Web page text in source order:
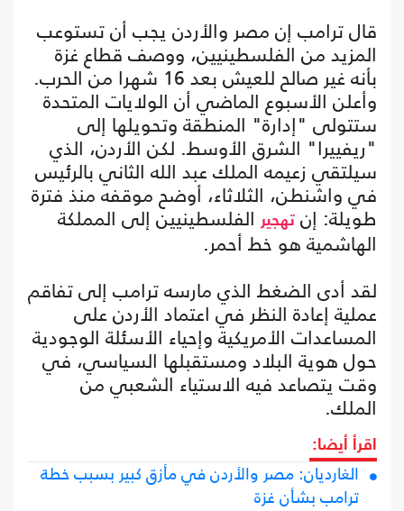
قال ترامب إن مصر والأردن يجب أن تستوعب
المزيد من الفلسطينيين، ووصف قطاع غزة
بأنه غير صالح للعيش بعد 16 شهرا من الحرب.
وأعلن الأسبوع الماضي أن الولايات المتحدة
ستتولى "إدارة" المنطقة وتحويلها إلى
"ريفييرا" الشرق الأوسط. لكن الأردن، الذي
سيلتقي زعيمه الملك عبد الله الثاني بالرئيس
في واشنطن، الثلاثاء، أوضح موقفه منذ فترة
طويلة: إن تهجير الفلسطينيين إلى المملكة
الهاشمية هو خط أحمر.
لقد أدى الضغط الذي مارسه ترامب إلى تفاقم
عملية إعادة النظر في اعتماد الأردن على
المساعدات الأمريكية وإحياء الأسئلة الوجودية
حول هوية البلاد ومستقبلها السياسي، في
وقت يتصاعد فيه الاستياء الشعبي من
الملك.
اقرأ أيضا:
الغارديان: مصر والأردن في مأزق كبير بسبب خطة
ترامب بشأن غزة